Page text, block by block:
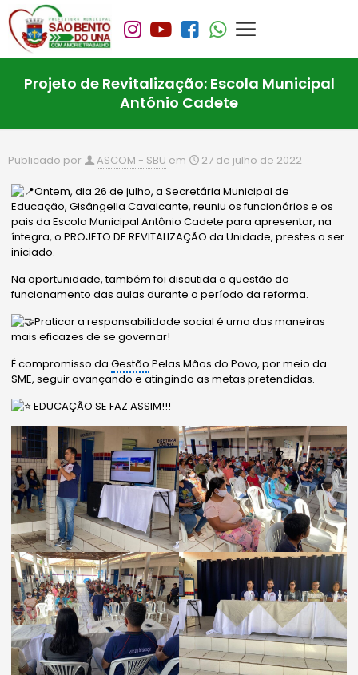
Projeto de Revitalização: Escola Municipal
Antônio Cadete
Publicado por ASCOM - SBU em 27 de julho de 2022
Ontem, dia 26 de julho, a Secretária Municipal de
Educação, Gisângella Cavalcante, reuniu os funcionários e os
pais da Escola Municipal Antônio Cadete para apresentar, na
íntegra, o PROJETO DE REVITALIZAÇÃO da Unidade, prestes a ser
iniciado.
Na oportunidade, também foi discutida a questão do
funcionamento das aulas durante o período da reforma.
Praticar a responsabilidade social é uma das maneiras
mais eficazes de se governar!
É compromisso daGestão Pelas Mãos do Povo, por meio da
SME, seguir avançando e atingindo as metas pretendidas.
EDUCAÇÃO SE FAZ ASSIM!!!